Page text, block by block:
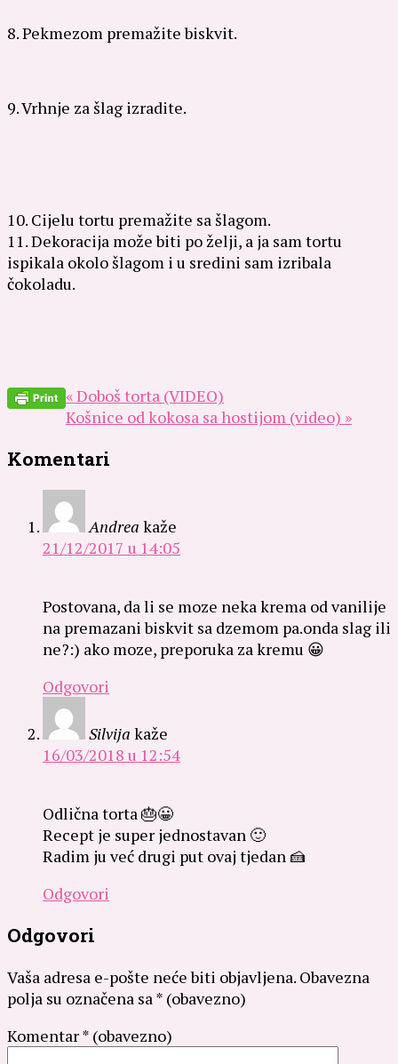
8. Pekmezom premažite biskvit.
9. Vrhnje za šlag izradite.
10. Cijelu tortu premažite sa šlagom.
11. Dekoracija može biti po želji, a ja sam tortu
ispikala okolo šlagom i u sredini sam izribala
čokoladu.
« Doboš torta (VIDEO)
Košnice od kokosa sa hostijom (video) »
Komentari
Andrea kaže
21/12/2017 u 14:05
Postovana, da li se moze neka krema od vanilije
na premazani biskvit sa dzemom pa.onda slag ili
ne?:) ako moze, preporuka za kremu 😀
Odgovori
Silvija kaže
16/03/2018 u 12:54
Odlična torta 🎂😀
Recept je super jednostavan 🙂
Radim ju već drugi put ovaj tjedan 🍰
Odgovori
Odgovori
Vaša adresa e-pošte neće biti objavljena. Obavezna
polja su označena sa* (obavezno)
Komentar* (obavezno)